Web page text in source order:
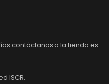
contáctanos a la tienda es
ISCR.